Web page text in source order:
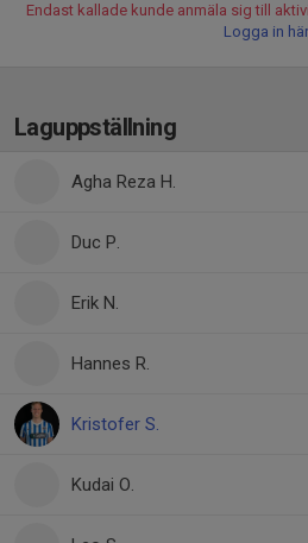
Endast kallade kunde anmäla sig till
Logga in här
Laguppställning
Agha Reza H.
Duc P.
Erik N.
Hannes R.
Kristofer S.
Kudai O.